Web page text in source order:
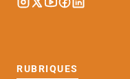
RUBRIQUES